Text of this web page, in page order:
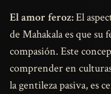
El amor feroz:El
de Mahakala es que su
compasión. Este
comprender en
la gentileza pasiva, es